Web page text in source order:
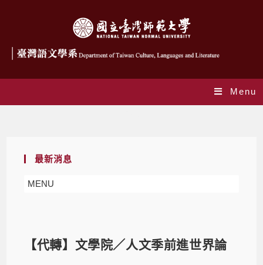
Menu
最新消息
MENU
【代轉】文學院／人文季前進世界論